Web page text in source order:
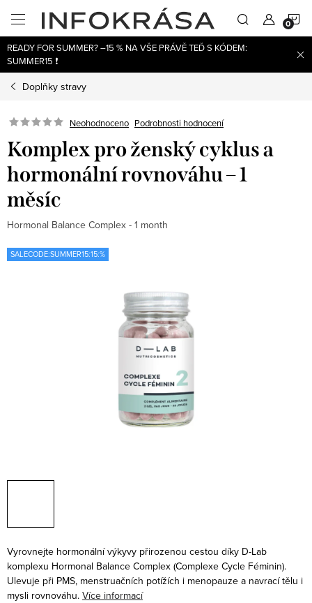
obsah
READY FOR SUMMER? –15 % NA VŠE PRÁVĚ TEĎ S KÓDEM:
SUMMER15 ❗
Doplňky stravy
Neohodnoceno Podrobnosti hodnocení
Komplex pro ženský cyklus a
hormonální rovnováhu – 1
měsíc
Hormonal Balance Complex - 1 month
SALECODE:SUMMER15:15:%
Vyrovnejte hormonální výkyvy přirozenou cestou díky D-Lab
komplexu Hormonal Balance Complex (Complexe Cycle Féminin).
Ulevuje při PMS, menstruačních potížích i menopauze a navrací tělu i
mysli rovnováhu. Více informací